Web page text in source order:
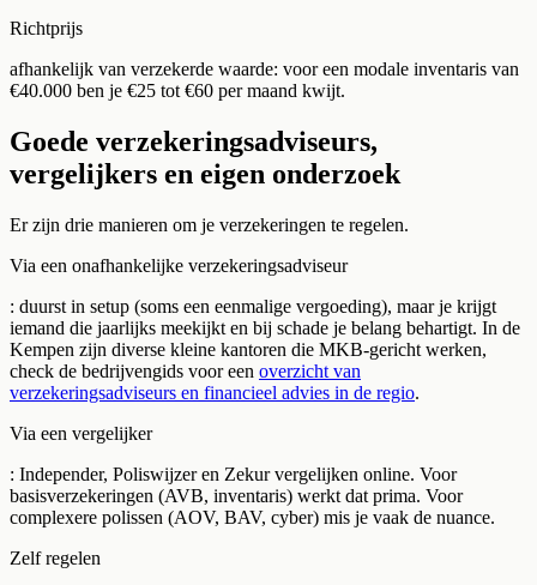
Richtprijs
afhankelijk van verzekerde waarde: voor een modale inventaris van
€40.000 ben je €25 tot €60 per maand kwijt.
Goede verzekeringsadviseurs,
vergelijkers en eigen onderzoek
Er zijn drie manieren om je verzekeringen te regelen.
Via een onafhankelijke verzekeringsadviseur
: duurst in setup (soms een eenmalige vergoeding), maar je krijgt
iemand die jaarlijks meekijkt en bij schade je belang behartigt. In de
Kempen zijn diverse kleine kantoren die MKB-gericht werken,
check de bedrijvengids voor een overzicht van
verzekeringsadviseurs en financieel advies in de regio.
Via een vergelijker
: Independer, Poliswijzer en Zekur vergelijken online. Voor
basisverzekeringen (AVB, inventaris) werkt dat prima. Voor
complexere polissen (AOV, BAV, cyber) mis je vaak de nuance.
Zelf regelen